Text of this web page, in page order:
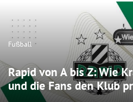
Fußball
Rapid von A bis Z: Wie
und die Fans den Klub